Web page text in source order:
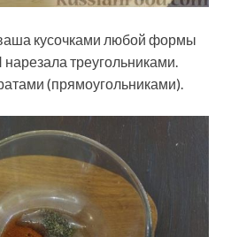
кусочками любой формы
треугольниками.
(прямоугольниками).